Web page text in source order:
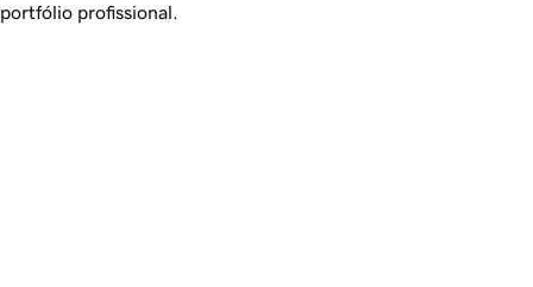
portfólio profissional.